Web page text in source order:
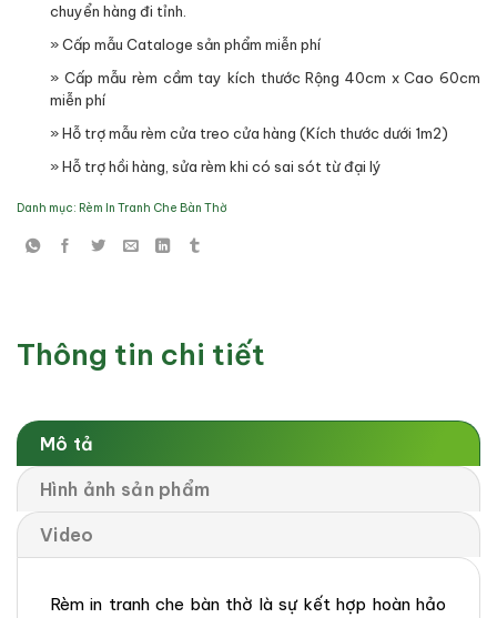
chuyển hàng đi tỉnh.
» Cấp mẫu Cataloge sản phẩm miễn phí
» Cấp mẫu rèm cầm tay kích thước Rộng 40cm x Cao 60cm
miễn phí
» Hỗ trợ mẫu rèm cửa treo cửa hàng (Kích thước dưới 1m2)
» Hỗ trợ hồi hàng, sửa rèm khi có sai sót từ đại lý
Danh mục: Rèm In Tranh Che Bàn Thờ
Thông tin chi tiết
Mô tả
Hình ảnh sản phẩm
Video
Rèm in tranh che bàn thờ là sự kết hợp hoàn hảo